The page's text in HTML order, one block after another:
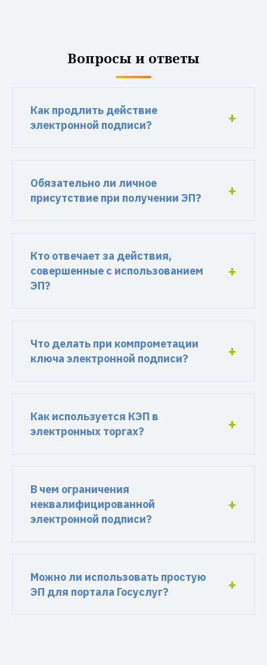
Вопросы и ответы
Как продлить действие
электронной подписи?
Обязательно ли личное
присутствие при получении ЭП?
Кто отвечает за действия,
совершенные с использованием
ЭП?
Что делать при компрометации
ключа электронной подписи?
Как используется КЭП в
электронных торгах?
В чем ограничения
неквалифицированной
электронной подписи?
Можно ли использовать простую
ЭП для портала Госуслуг?